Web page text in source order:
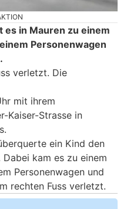
in Mauren zu einem
Personenwagen
verletzt. Die
mit ihrem
Kaiser-Strasse in
ein Kind den
kam es zu einem
Personenwagen und
rechten Fuss verletzt.